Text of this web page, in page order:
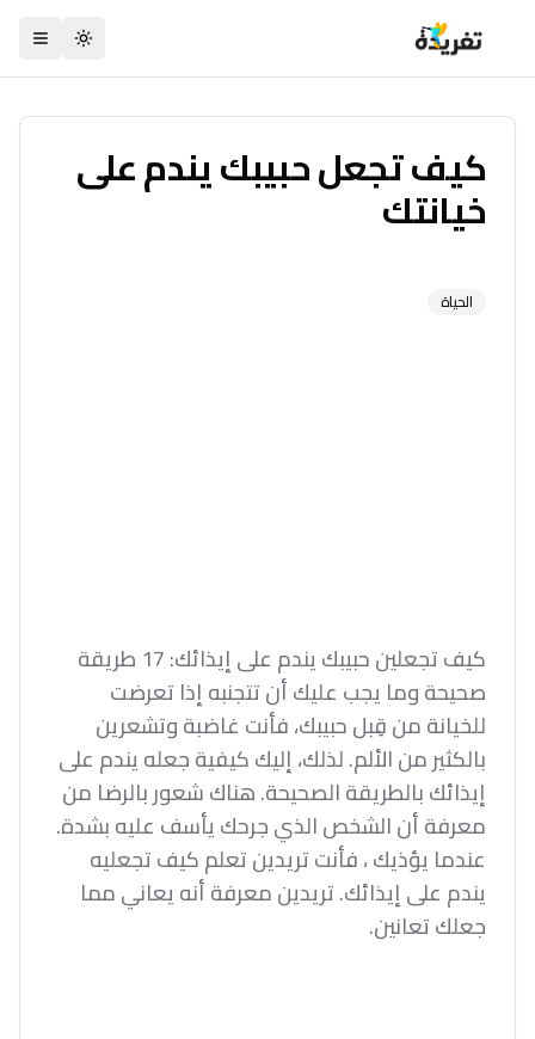
تبديل
كيف تجعل حبيبك يندم على
خيانتك
الحياة
كيف تجعلين حبيبك يندم على إيذائك: 17 طريقة
صحيحة وما يجب عليك أن تتجنبه إذا تعرضت
للخيانة من قِبل حبيبك، فأنت غاضبة وتشعرين
بالكثير من الألم. لذلك، إليك كيفية جعله يندم على
إيذائك بالطريقة الصحيحة. هناك شعور بالرضا من
معرفة أن الشخص الذي جرحك يأسف عليه بشدة.
عندما يؤذيك ، فأنت تريدين تعلم كيف تجعليه
يندم على إيذائك. تريدين معرفة أنه يعاني مما
جعلك تعانين.